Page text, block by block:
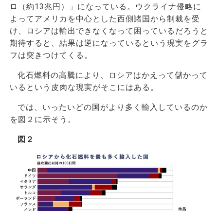
ロ（約13兆円）」になっている。ウクライナ侵略に
よってアメリカを中心とした西側諸国から制裁を受
け、ロシアは輸出できなくなって困っているだろうと
期待すると、結果は逆になっているという現実をグラ
フは突きつけてくる。
化石燃料の高騰により、ロシアはかえって儲かって
いるという皮肉な現実がそこにはある。
では、いったいどの国がより多く輸入しているのか
を図２に示そう。
図２